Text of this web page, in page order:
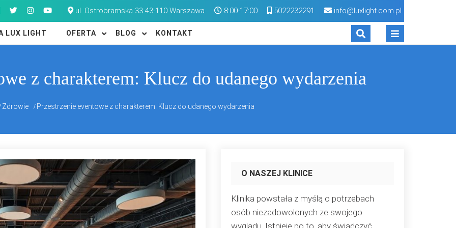
ul. Ostrobramska 33 43-110 Warszawa 8:00-17:00 5022232291 info@luxlight.com.pl
LUX LIGHT OFERTA BLOG KONTAKT
z charakterem: Klucz do udanego wydarzenia
Zdrowie Przestrzenie eventowe z charakterem: Klucz do udanego wydarzenia
O NASZEJ KLINICE
Klinika powstała z myślą o potrzebach
osób niezadowolonych ze swojego